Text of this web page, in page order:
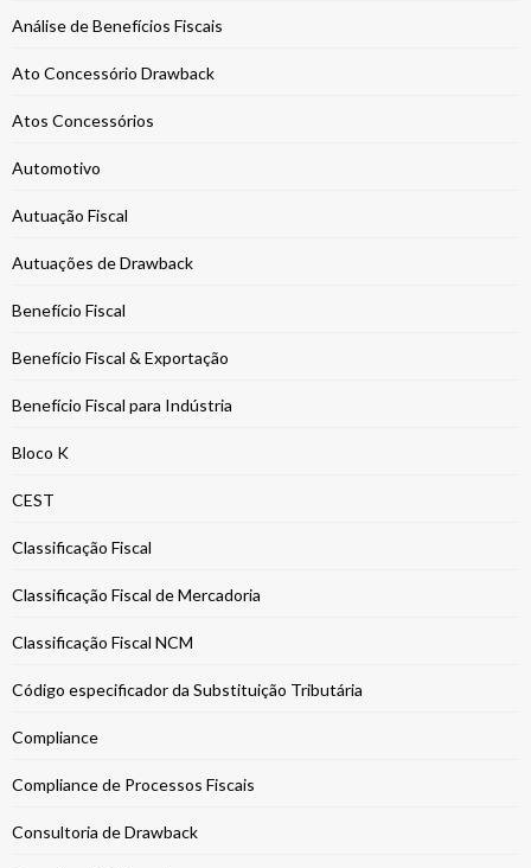
Análise de Benefícios Fiscais
Ato Concessório Drawback
Atos Concessórios
Automotivo
Autuação Fiscal
Autuações de Drawback
Benefício Fiscal
Benefício Fiscal & Exportação
Benefício Fiscal para Indústria
Bloco K
CEST
Classificação Fiscal
Classificação Fiscal de Mercadoria
Classificação Fiscal NCM
Código especificador da Substituição Tributária
Compliance
Compliance de Processos Fiscais
Consultoria de Drawback